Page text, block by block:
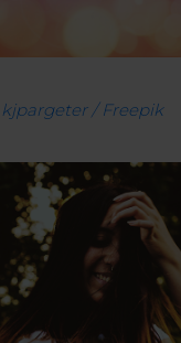
kjpargeter/ Freepik